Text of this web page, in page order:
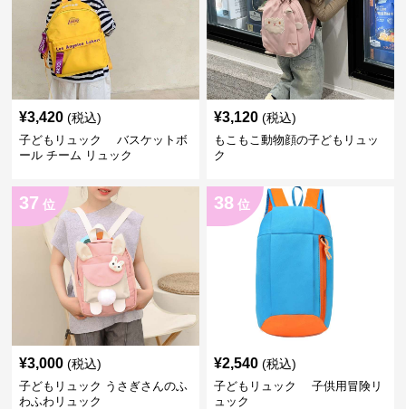
¥3,420 (税込)
子どもリュック バスケットボ
ール チーム リュック
¥3,120 (税込)
もこもこ動物顔の子どもリュッ
ク
37 位
¥3,000 (税込)
子どもリュック うさぎさんのふ
わふわリュック
38 位
¥2,540 (税込)
子どもリュック 子供用冒険リ
ュック